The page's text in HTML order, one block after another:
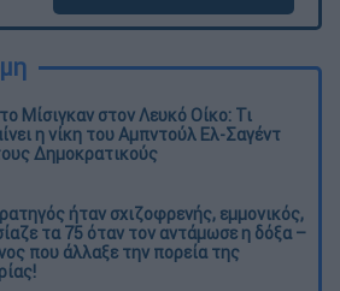
Μίσιγκαν στον Λευκό Οίκο: Τι
η νίκη του Αμπντούλ Ελ-Σαγέντ
Δημοκρατικούς
ήταν σχιζοφρενής, εμμονικός,
τα 75 όταν τον αντάμωσε η δόξα –
που άλλαξε την πορεία της